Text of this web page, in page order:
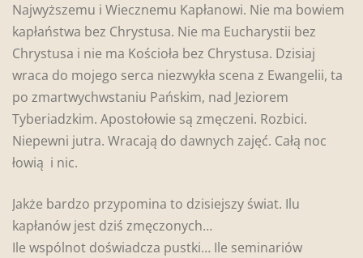
Najwyższemu i Wiecznemu Kapłanowi. Nie ma bowiem
kapłaństwa bez Chrystusa. Nie ma Eucharystii bez
Chrystusa i nie ma Kościoła bez Chrystusa. Dzisiaj
wraca do mojego serca niezwykła scena z Ewangelii, ta
po zmartwychwstaniu Pańskim, nad Jeziorem
Tyberiadzkim. Apostołowie są zmęczeni. Rozbici.
Niepewni jutra. Wracają do dawnych zajęć. Całą noc
łowią i nic.
Jakże bardzo przypomina to dzisiejszy świat. Ilu
kapłanów jest dziś zmęczonych…
Ile wspólnot doświadcza pustki… Ile seminariów